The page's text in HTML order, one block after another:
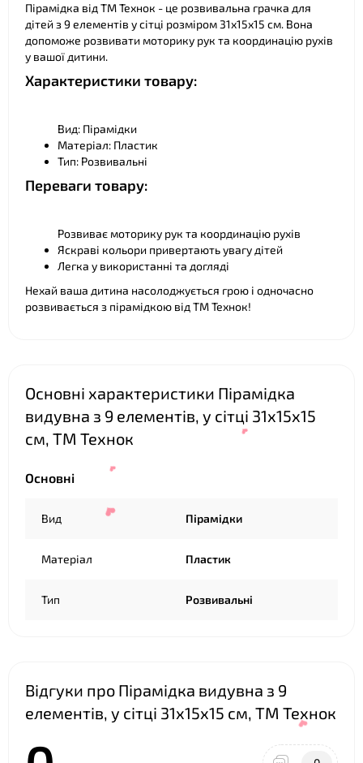
Пірамідка від ТМ Технок - це розвивальна грачка для
дітей з 9 елементів у сітці розміром 31х15х15 см. Вона
допоможе розвивати моторику рук та координацію рухів
у вашої дитини.
Характеристики товару:
Вид: Пірамідки
Матеріал: Пластик
Тип: Розвивальні
Переваги товару:
Розвиває моторику рук та координацію рухів
Яскраві кольори привертають увагу дітей
Легка у використанні та догляді
Нехай ваша дитина насолоджується грою і одночасно
розвивається з пірамідкою від ТМ Технок!
Основні характеристики Пірамідка
видувна з 9 елементів, у сітці 31х15х15
см, ТМ Технок
Основні
Вид Пірамідки
Матеріал Пластик
Тип Розвивальні
Відгуки про Пірамідка видувна з 9
елементів, у сітці 31х15х15 см, ТМ Технок
❤
❤